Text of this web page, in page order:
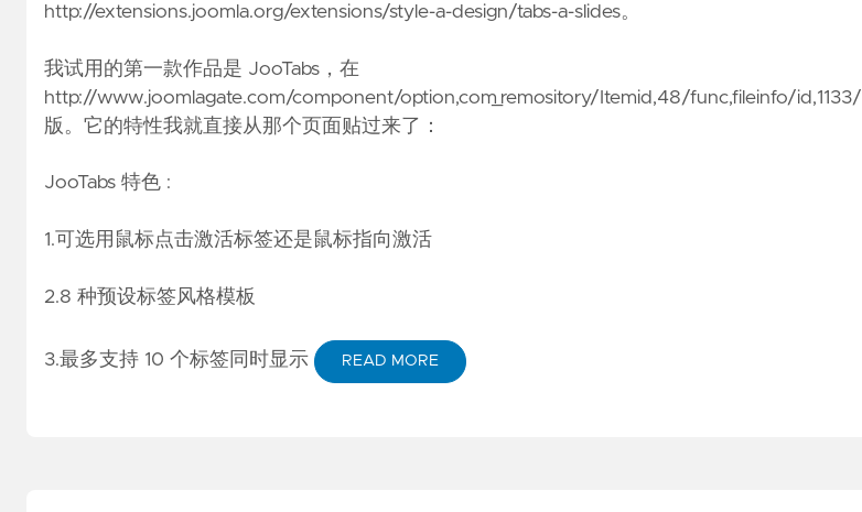
http://extensions.joomla.org/extensions/style-a-design/tabs-a-slides。
我试用的第一款作品是 JooTabs，在
http://www.joomlagate.com/component/option,com_remository/Itemid,48/func,fileinfo/id,1133/
版。它的特性我就直接从那个页面贴过来了：
JooTabs 特色 :
1.可选用鼠标点击激活标签还是鼠标指向激活
2.8 种预设标签风格模板
3.最多支持 10 个标签同时显示 READ MORE